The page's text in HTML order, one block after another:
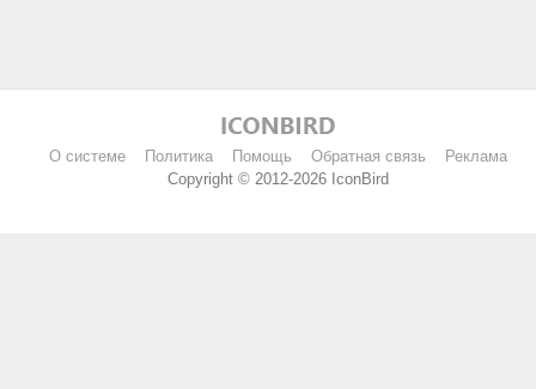
О системе Политика Помощь Обратная связь
Реклама
Copyright © 2012-2026 IconBird